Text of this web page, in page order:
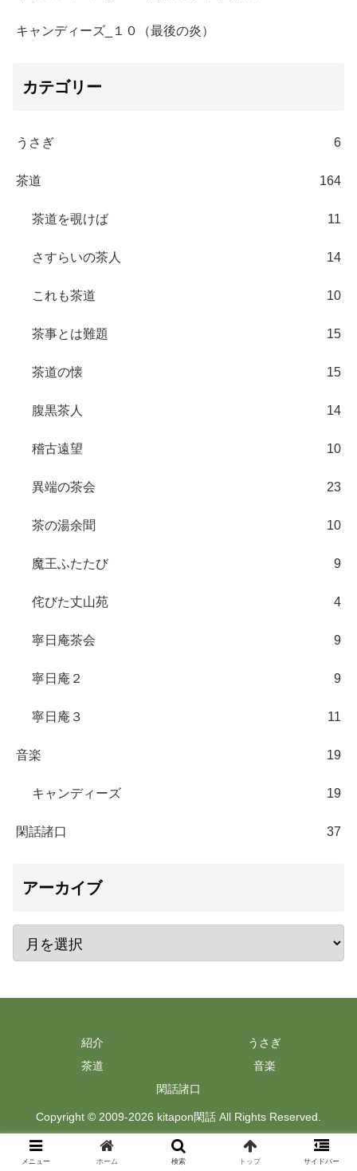
キャンディーズ_１０（最後の炎）
カテゴリー
うさぎ 6
茶道 164
茶道を覗けば 11
さすらいの茶人 14
これも茶道 10
茶事とは難題 15
茶道の懐 15
腹黒茶人 14
稽古遠望 10
異端の茶会 23
茶の湯余聞 10
魔王ふたたび 9
侘びた丈山苑 4
寧日庵茶会 9
寧日庵２ 9
寧日庵３ 11
音楽 19
キャンディーズ 19
閑話諸口 37
アーカイブ
紹介
うさぎ
茶道
音楽
閑話諸口
Copyright © 2009-2026 kitapon閑話 All Rights Reserved.
メニュー ホーム 検索 トップ サイドバー